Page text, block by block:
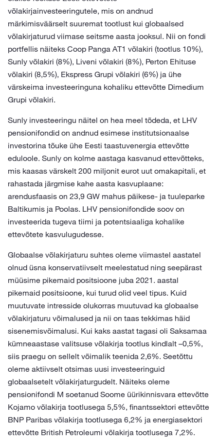
võlakirjainvesteeringutele, mis on andnud
märkimisväärselt suuremat tootlust kui globaalsed
võlakirjaturud viimase seitsme aasta jooksul. Nii on fondi
portfellis näiteks Coop Panga AT1 võlakiri (tootlus 10%),
Sunly võlakiri (8%), Liveni võlakiri (8%), Perton Ehituse
võlakiri (8,5%), Ekspress Grupi võlakiri (6%) ja ühe
värskeima investeeringuna kohaliku ettevõtte Dimedium
Grupi võlakiri.
Sunly investeeringu näitel on hea meel tõdeda, et LHV
pensionifondid on andnud esimese institutsionaalse
investorina tõuke ühe Eesti taastuvenergia ettevõtte
eduloole. Sunly on kolme aastaga kasvanud ettevõtteks,
mis kaasas värskelt 200 miljonit eurot uut omakapitali, et
rahastada järgmise kahe aasta kasvuplaane:
arendusfaasis on 23,9 GW mahus päikese- ja tuuleparke
Baltikumis ja Poolas. LHV pensionifondide soov on
investeerida tugeva tiimi ja potentsiaaliga kohalike
ettevõtete kasvulugudesse.
Globaalse võlakirjaturu suhtes oleme viimastel aastatel
olnud üsna konservatiivselt meelestatud ning seepärast
müüsime pikemaid positsioone juba 2021. aastal
pikemaid positsioone, kui turud olid veel tipus. Kuid
muutuvate intresside olukorras muutuvad ka globaalse
võlakirjaturu võimalused ja nii on taas tekkimas häid
sisenemisvõimalusi. Kui kaks aastat tagasi oli Saksamaa
kümneaastase valitsuse võlakirja tootlus kindlalt –0,5%,
siis praegu on sellelt võimalik teenida 2,6%. Seetõttu
oleme aktiivselt otsimas uusi investeeringuid
globaalsetelt võlakirjaturgudelt. Näiteks oleme
pensionifondi M soetanud Soome üürikinnisvara ettevõtte
Kojamo võlakirja tootlusega 5,5%, finantssektori ettevõtte
BNP Paribas võlakirja tootlusega 6,2% ja energiasektori
ettevõtte British Petroleumi võlakirja tootlusega 7,2%.